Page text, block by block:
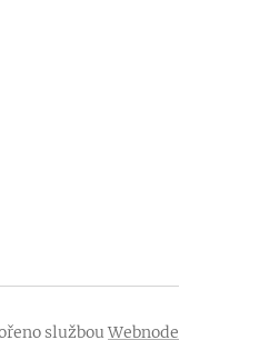
službouWebnode